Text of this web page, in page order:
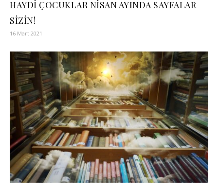
HAYDİ ÇOCUKLAR NİSAN AYINDA SAYFALAR
SİZİN!
16 Mart 2021